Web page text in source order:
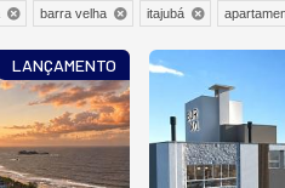
barra velha itajubá
LANÇAMENTO